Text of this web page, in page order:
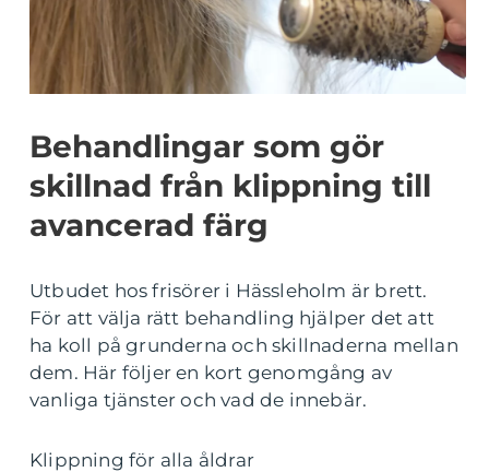
Behandlingar som gör
skillnad från klippning till
avancerad färg
Utbudet hos frisörer i Hässleholm är brett.
För att välja rätt behandling hjälper det att
ha koll på grunderna och skillnaderna mellan
dem. Här följer en kort genomgång av
vanliga tjänster och vad de innebär.
Klippning för alla åldrar